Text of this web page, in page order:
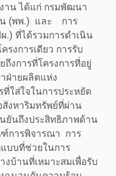
าน ได้แก่ กรมพัฒนา
น (พพ.) และ การ
.) ที่ได้รวมการดำเนิน
รงการเดียว การรับ
ถึงการที่โครงการที่อยู่
ฝ่ายผลิตแห่ง
ที่ใส่ใจในการประหยัด
งหาริมทรัพย์ที่ผ่าน
ยันถึงประสิทธิภาพด้าน
การพิจารณา การ
บบที่ช่วยในการ
บ้านที่เหมาะสมเพื่อรับ